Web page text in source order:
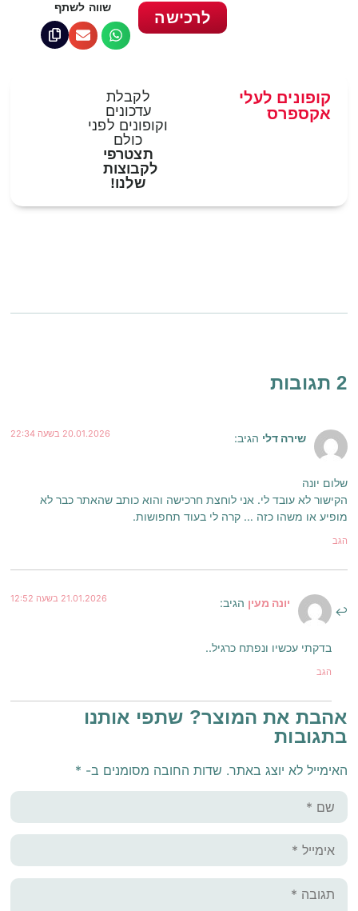
שווה לשתף
לרכישה
לקבלת
עדכונים
וקופונים לפני
כולם
תצטרפי
לקבוצות
שלנו!
קופונים לעלי
אקספרס
2 תגובות
שירה דלי הגיב: 20.01.2026 בשעה 22:34
שלום יונה
הקישור לא עובד לי. אני לוחצת חרכישה והוא כותב שהאתר כבר לא
מופיע או משהו כזה … קרה לי בעוד תחפושות.
הגב
יונה מעין הגיב: 21.01.2026 בשעה 12:52
בדקתי עכשיו ונפתח כרגיל..
הגב
אהבת את המוצר? שתפי אותנו
בתגובות
האימייל לא יוצג באתר. שדות החובה מסומנים ב- *